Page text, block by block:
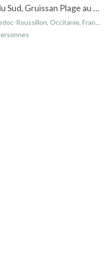
Villa, Résidence Les Mers du Sud, Gruissan Plage au coeur du Languedoc Roussillon, Aude
Roussillon, Occitanie, France